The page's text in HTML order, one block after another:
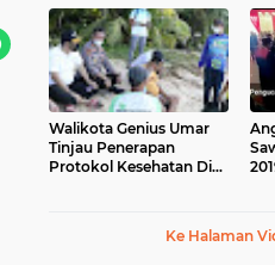
Walikota Genius Umar
Tinjau Penerapan
Protokol Kesehatan Di
Ke Halaman